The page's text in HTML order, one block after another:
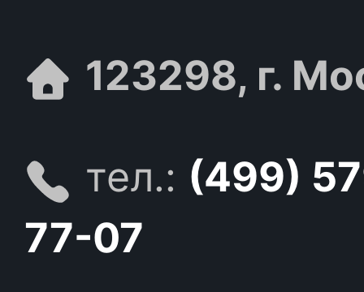
123298, г.
тел.: (499)
77-07